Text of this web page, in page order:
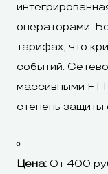
операторами.
тарифах, что
событий.
массивными
степень защиты
Цена: От 400